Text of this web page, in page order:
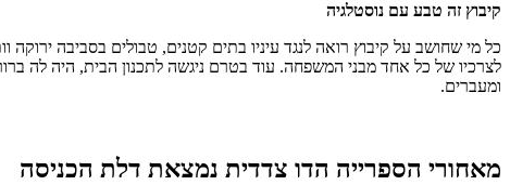
קיבוץ זה טבע עם נוסטלגיה
כל מי שחושב על קיבוץ רואה לנגד עיניו בתים קטנים, טבולים בסביבה
לצרכיו של כל אחד מבני המשפחה. עוד בטרם ניגשה לתכנון הבית, היה לה
ומעברים.
מאחורי הספרייה הדו צדדית נמצאת דלת הכניסה